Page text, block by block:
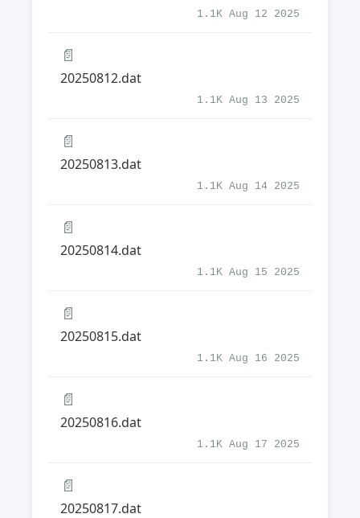
1.1K Aug 12 2025
📄
20250812.dat
1.1K Aug 13 2025
📄
20250813.dat
1.1K Aug 14 2025
📄
20250814.dat
1.1K Aug 15 2025
📄
20250815.dat
1.1K Aug 16 2025
📄
20250816.dat
1.1K Aug 17 2025
📄
20250817.dat